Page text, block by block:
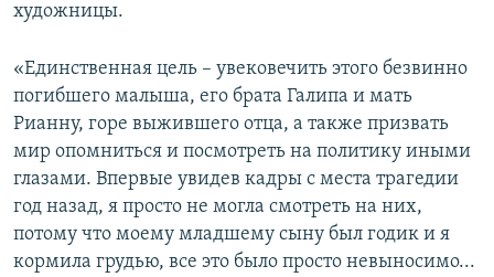
художницы.
«Единственная цель – увековечить этого безвинно
погибшего малыша, его брата Галипа и мать
Рианну, горе выжившего отца, а также призвать
мир опомниться и посмотреть на политику иными
глазами. Впервые увидев кадры с места трагедии
год назад, я просто не могла смотреть на них,
потому что моему младшему сыну был годик и я
кормила грудью, все это было просто невыносимо...